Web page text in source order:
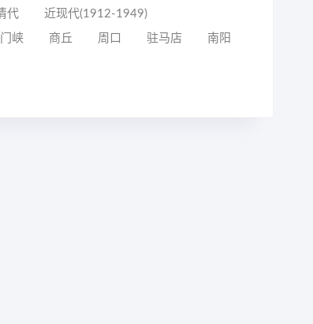
代 近现代(1912-1949)
峡 商丘 周口 驻马店 南阳